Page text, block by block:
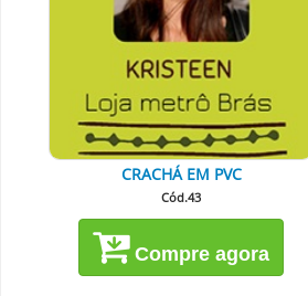
CRACHÁ EM PVC
Cód.43
Compre agora